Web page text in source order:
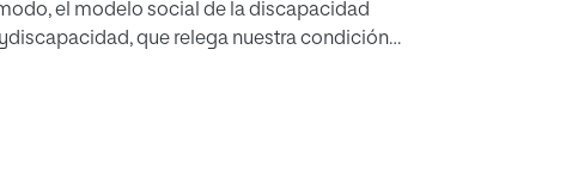
el modelo social de la discapacidad
social conduce auna discapacidad
studies», Alasdair Macintyre ha realizado
las dimensiones animal ysocial del